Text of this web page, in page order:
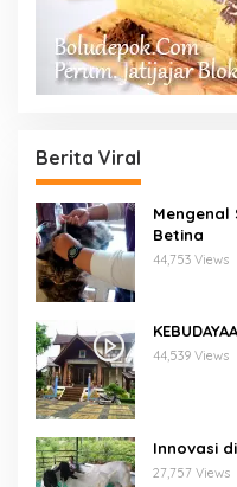
Berita Viral
Mengenal
Betina
44,753 Views
44,539 Views
Innovasi
27,757 Views